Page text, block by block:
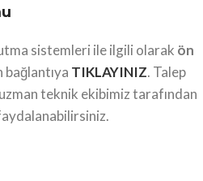
sistemleri ile ilgili olarak ön
TIKLAYINIZ. Talep
teknik ekibimiz tarafından